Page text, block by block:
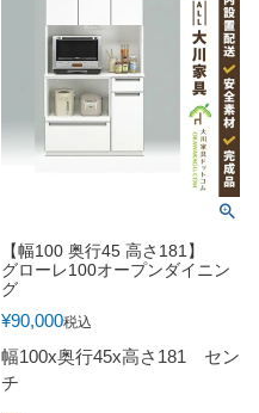
【幅100 奥行45 高さ181】
グローレ100オープンダイニン
グ
¥90,000税込
幅100x奥行45x高さ181 セン
チ